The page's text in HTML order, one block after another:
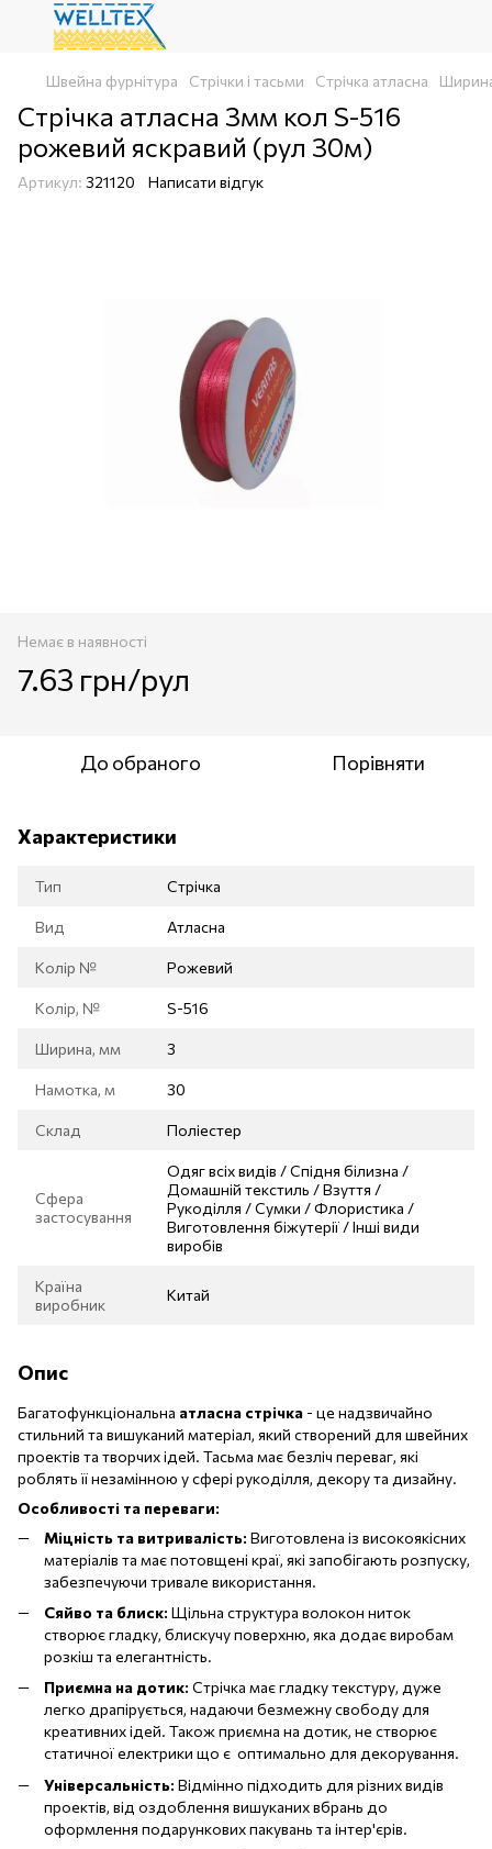
Швейна фурнітура Стрічки і тасьми Стрічка атласна
Стрічка атласна 3мм кол S-516
рожевий яскравий (рул 30м)
Артикул: 321120 Написати відгук
Немає в наявності
7.63 грн/рул
До обраного Порівняти
Характеристики
Тип Стрічка
Вид Атласна
Колір № Рожевий
Колір, № S-516
Ширина, мм 3
Намотка, м 30
Склад Поліестер
Сфера
застосування
Одяг всіх видів / Спідня білизна /
Домашній текстиль / Взуття /
Рукоділля / Сумки / Флористика /
Виготовлення біжутерії / Інші види
виробів
Країна
виробник
Китай
Опис
Багатофункціональна атласна стрічка - це надзвичайно
стильний та вишуканий матеріал, який створений для швейних
проектів та творчих ідей. Тасьма має безліч переваг, які
роблять її незамінною у сфері рукоділля, декору та дизайну.
Особливості та переваги:
Міцність та витривалість: Виготовлена із високоякісних
матеріалів та має потовщені краї, які запобігають розпуску,
забезпечуючи тривале використання.
Сяйво та блиск: Щільна структура волокон ниток
створює гладку, блискучу поверхню, яка додає виробам
розкіш та елегантність.
Приємна на дотик: Стрічка має гладку текстуру, дуже
легко драпірується, надаючи безмежну свободу для
креативних ідей. Також приємна на дотик, не створює
статичної електрики що є оптимально для декорування.
Універсальність: Відмінно підходить для різних видів
проектів, від оздоблення вишуканих вбрань до
оформлення подарункових пакувань та інтер'єрів.